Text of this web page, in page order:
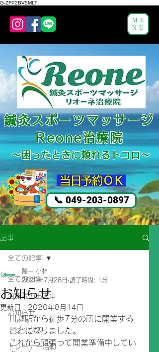
G-ZFP2BV5MLT
鍼灸スポーツマッサージ
Reone治療院
～困ったときに頼れるトコロ～
​ 当日予約ＯＫ
📞 049-203-0897
ME
NU
記事
全ての記事
治療院の出来事
お知らせ
トピックス
トレーナー活動
全ての記事
お知らせ
隆一 小林
2020年7月28日 読了時間: 1分
更新日： 2020年8月14日
川越駅から徒歩7分の所に開業する
ことになりました。
これから頑張って開業準備中してい